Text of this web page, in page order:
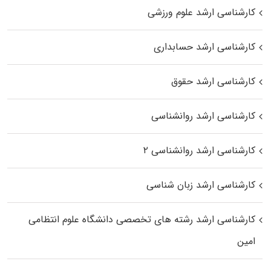
کارشناسی ارشد علوم ورزشی
کارشناسی ارشد حسابداری
کارشناسی ارشد حقوق
کارشناسی ارشد روانشناسی
کارشناسی ارشد روانشناسی ۲
کارشناسی ارشد زبان شناسی
کارشناسی ارشد رﺷﺘﻪ ﻫﺎی تخصصی داﻧﺸﮕﺎه ﻋﻠﻮم انتظامی
اﻣﻴﻦ